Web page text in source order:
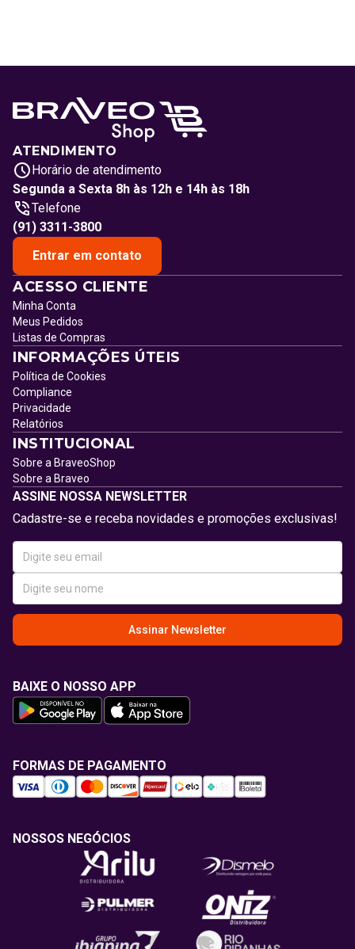
ATENDIMENTO
Horário de atendimento
Segunda a Sexta 8h às 12h e 14h às 18h
Telefone
(91) 3311-3800
Entrar em contato
ACESSO CLIENTE
Minha Conta
Meus Pedidos
Listas de Compras
INFORMAÇÕES ÚTEIS
Política de Cookies
Compliance
Privacidade
Relatórios
INSTITUCIONAL
Sobre a BraveoShop
Sobre a Braveo
ASSINE NOSSA NEWSLETTER
Cadastre-se e receba novidades e promoções exclusivas!
Assinar Newsletter
BAIXE O NOSSO APP
FORMAS DE PAGAMENTO
NOSSOS NEGÓCIOS